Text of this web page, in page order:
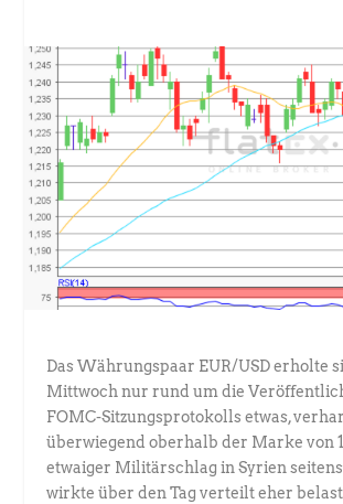
Das Währungspaar EUR/USD erholte
Mittwoch nur rund um die
FOMC-Sitzungsprotokolls etwas,
überwiegend oberhalb der Marke von
etwaiger Militärschlag in Syrien
wirkte über den Tag verteilt eher